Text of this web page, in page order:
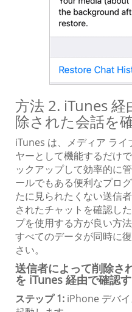
方法 2. iTunes
除された会話を
iTunes は、メディア ラ
ヤーとして機能するだけ
ックアップして効率的に
ールでもある便利なプロ
たに見られたくない送信
されたチャットを確認し
プを使用する方が良い方
すべてのデータが同時に
さい。
送信者によって削除さ
を iTunes 経由で確認
ステップ 1: iPhone デバ